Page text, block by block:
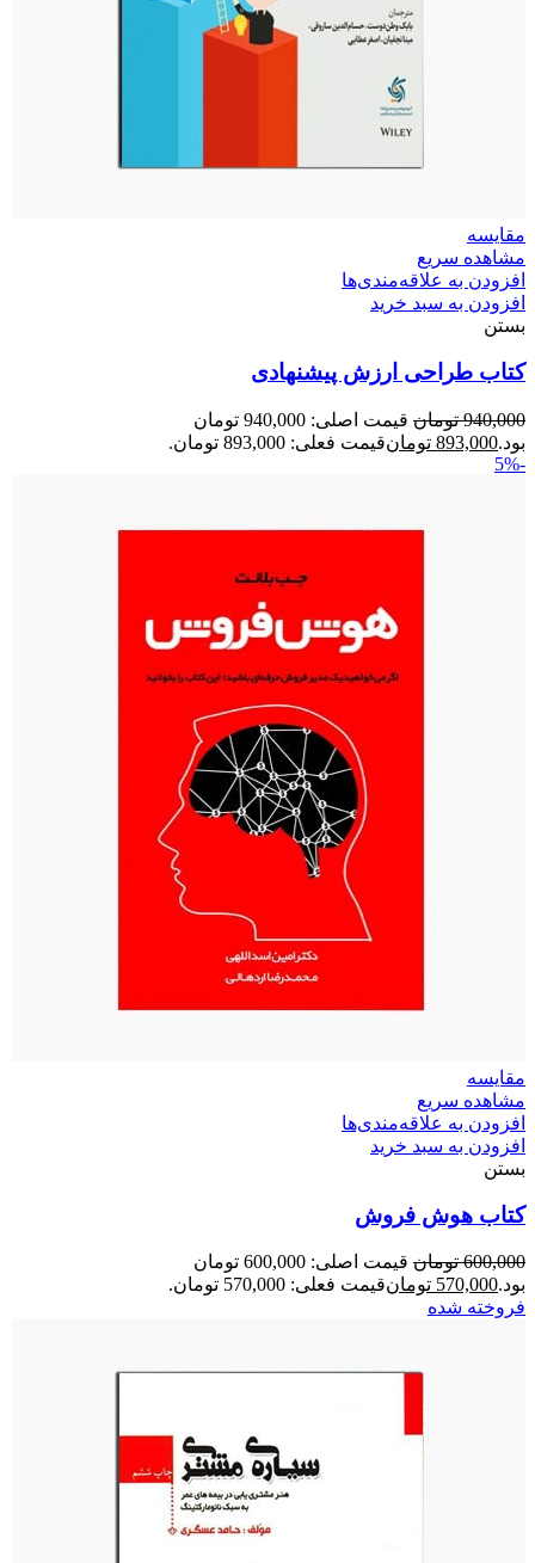
مقایسه
مشاهده سریع
افزودن به علاقه‌مندی‌ها
افزودن به سبد خرید
بستن
کتاب طراحی ارزش پیشنهادی
940,000 تومان
قیمت اصلی: 940,000 تومان
بود.893,000 تومانقیمت فعلی: 893,000 تومان.
-5%
مقایسه
مشاهده سریع
افزودن به علاقه‌مندی‌ها
افزودن به سبد خرید
بستن
کتاب هوش فروش
600,000 تومان
قیمت اصلی: 600,000 تومان
بود.570,000 تومانقیمت فعلی: 570,000 تومان.
فروخته شده